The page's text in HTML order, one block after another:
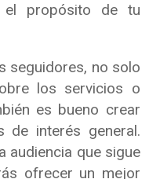
el propósito de tu
seguidores, no solo
los servicios o
es bueno crear
de interés general.
audiencia que sigue
ofrecer un mejor